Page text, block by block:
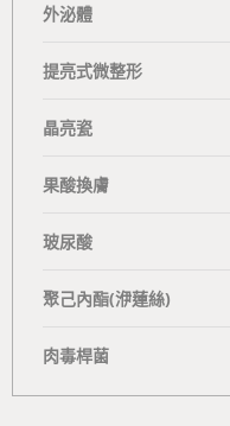
外泌體
提亮式微整形
晶亮瓷
果酸換膚
玻尿酸
聚己內酯(洢蓮絲)
肉毒桿菌